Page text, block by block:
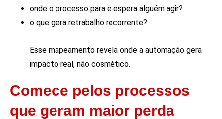
onde o processo para e espera alguém agir?
o que gera retrabalho recorrente?
Esse mapeamento revela onde a automação gera
impacto real, não cosmético.
Comece pelos processos
que geram maior perda